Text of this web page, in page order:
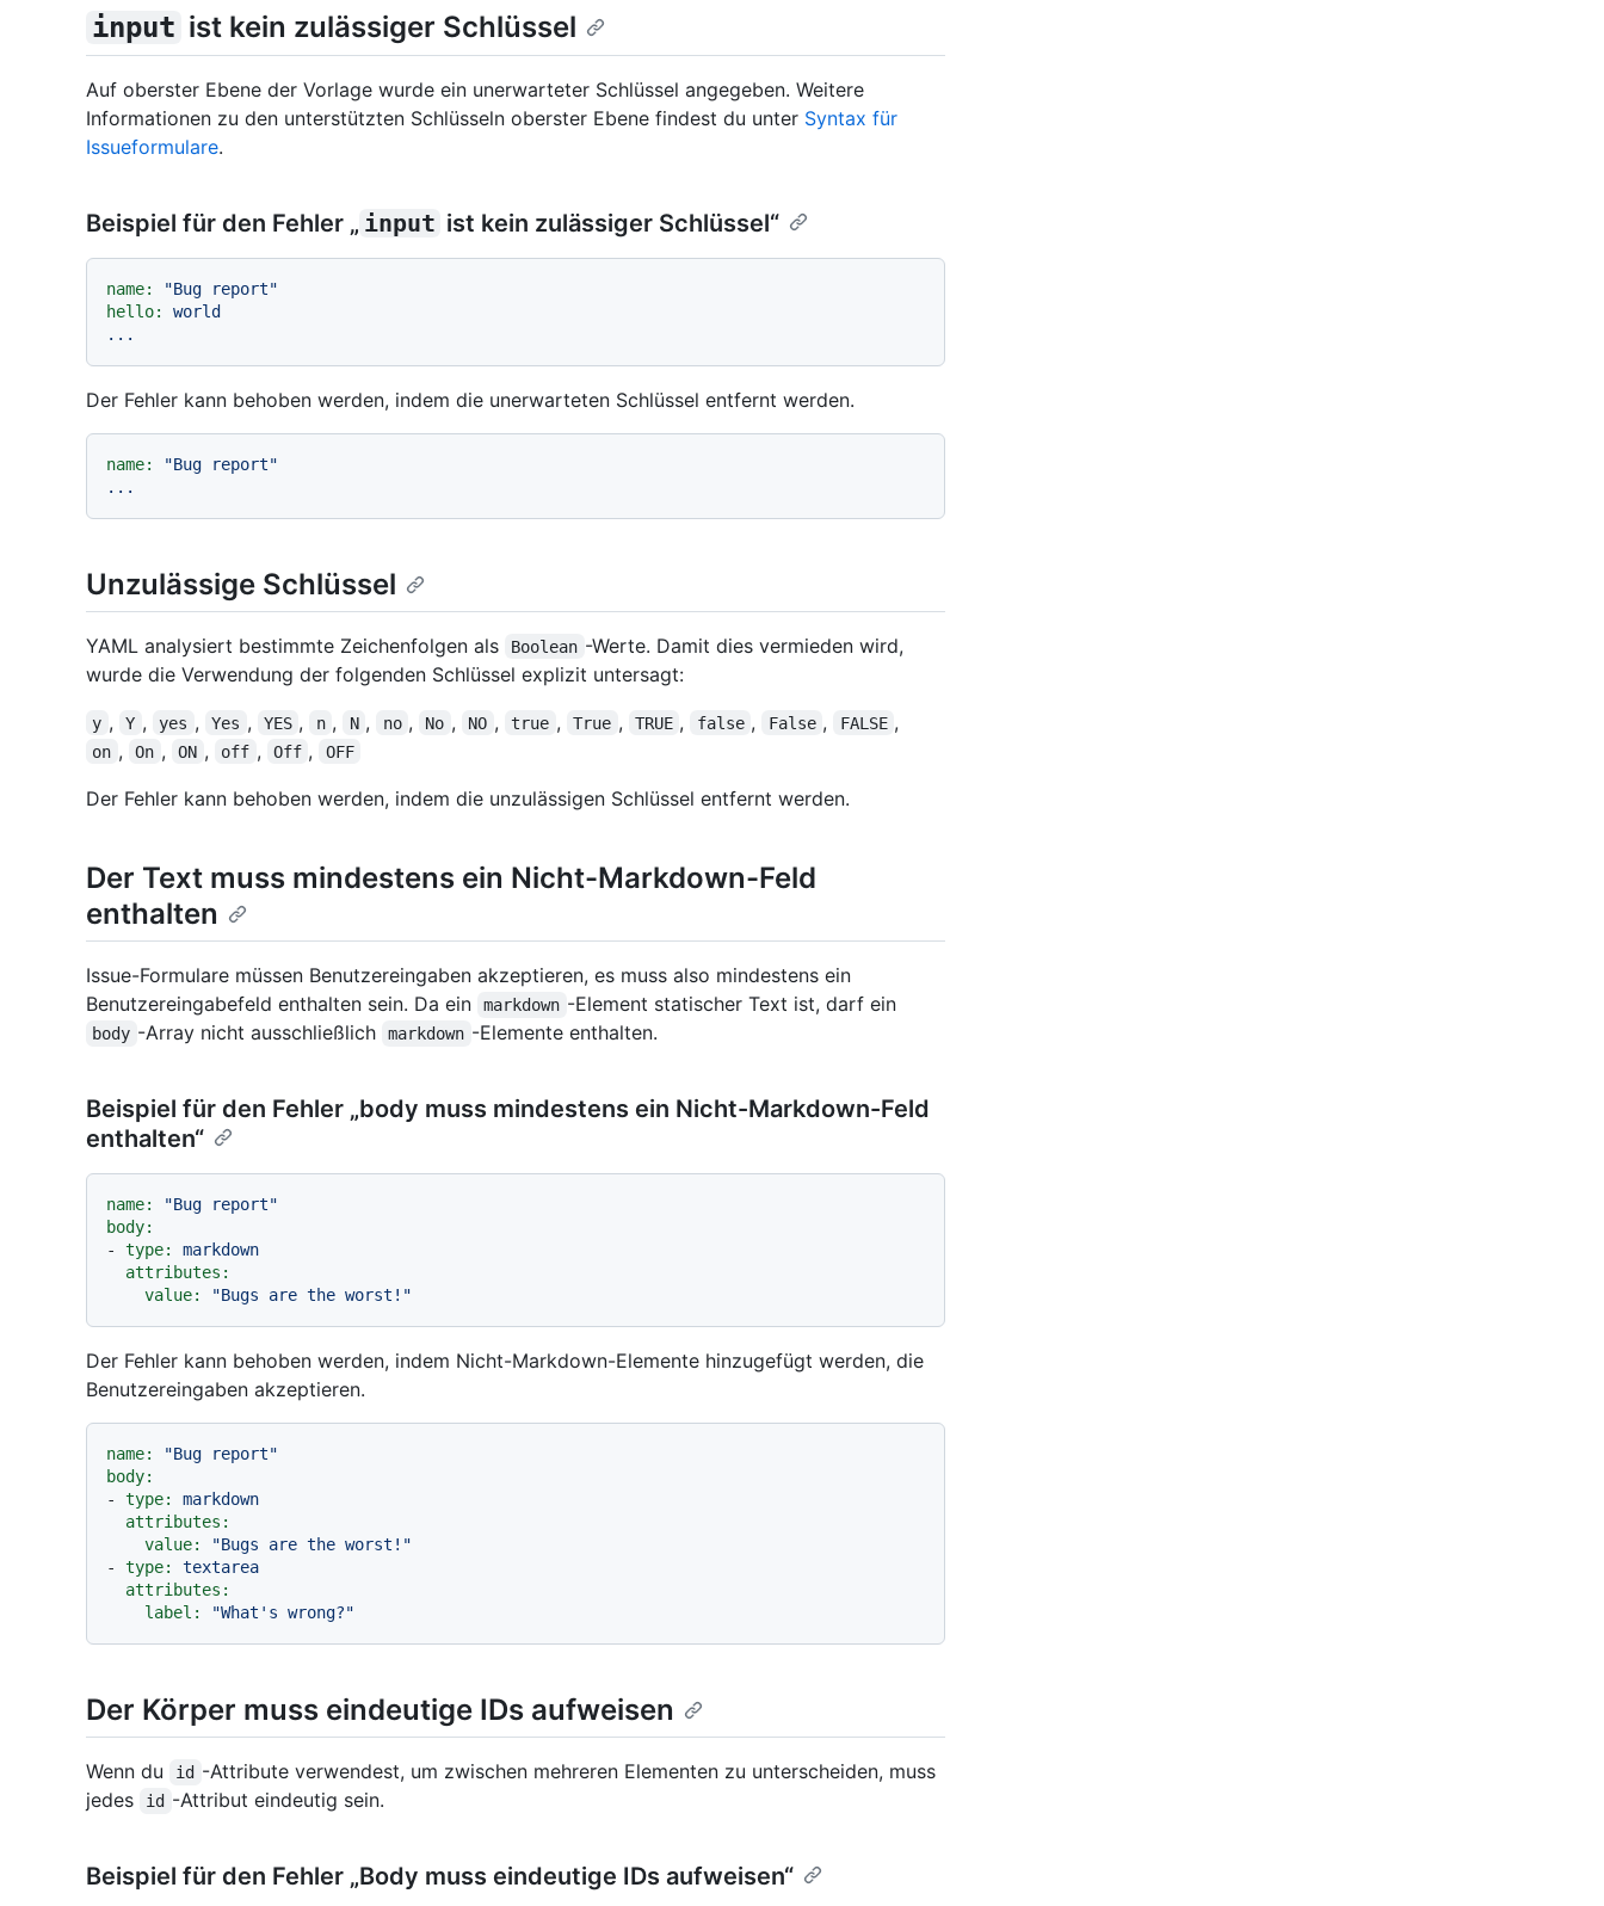
input ist kein zulässiger Schlüssel
Auf oberster Ebene der Vorlage wurde ein unerwarteter Schlüssel angegeben. Weitere
Informationen zu den unterstützten Schlüsseln oberster Ebene findest du unter Syntax für
Issueformulare.
Beispiel für den Fehler „ input ist kein zulässiger Schlüssel“
name:
"Bug report"
hello:
world
...
Der Fehler kann behoben werden, indem die unerwarteten Schlüssel entfernt werden.
name:
"Bug report"
...
Unzulässige Schlüssel
YAML analysiert bestimmte Zeichenfolgen als Boolean -Werte. Damit dies vermieden wird,
wurde die Verwendung der folgenden Schlüssel explizit untersagt:
y , Y , yes , Yes , YES , n , N , no , No , NO , true , True , TRUE , false , False , FALSE ,
on , On , ON , off , Off , OFF
Der Fehler kann behoben werden, indem die unzulässigen Schlüssel entfernt werden.
Der Text muss mindestens ein Nicht-Markdown-Feld
enthalten
Issue-Formulare müssen Benutzereingaben akzeptieren, es muss also mindestens ein
Benutzereingabefeld enthalten sein. Da ein
markdown -Element statischer Text ist, darf ein
body -Array nicht ausschließlich markdown -Elemente enthalten.
Beispiel für den Fehler „body muss mindestens ein Nicht-Markdown-Feld
enthalten“
name:
"Bug report"
body:
-
type:
markdown
attributes:
value:
"Bugs are the worst!"
Der Fehler kann behoben werden, indem Nicht-Markdown-Elemente hinzugefügt werden, die
Benutzereingaben akzeptieren.
name:
"Bug report"
body:
-
type:
markdown
attributes:
value:
"Bugs are the worst!"
-
type:
textarea
attributes:
label:
"What's wrong?"
Der Körper muss eindeutige IDs aufweisen
Wenn du id -Attribute verwendest, um zwischen mehreren Elementen zu unterscheiden, muss
jedes
id -Attribut eindeutig sein.
Beispiel für den Fehler „Body muss eindeutige IDs aufweisen“